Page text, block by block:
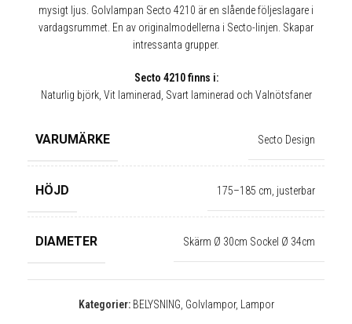
mysigt ljus. Golvlampan Secto 4210 är en slående följeslagare i
vardagsrummet. En av originalmodellerna i Secto-linjen. Skapar
intressanta grupper.
Secto 4210 finns i:
Naturlig björk, Vit laminerad, Svart laminerad och Valnötsfaner
VARUMÄRKE Secto Design
HÖJD 175–185 cm, justerbar
DIAMETER Skärm Ø 30cm Sockel Ø 34cm
Kategorier: BELYSNING Golvlampor, Lampor